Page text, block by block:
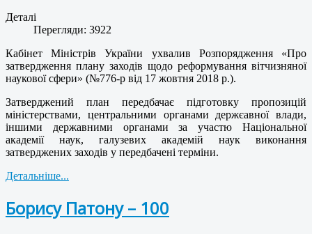
Деталі
Перегляди: 3922
Кабінет Міністрів України ухвалив Розпорядження «Про
затвердження плану заходів щодо реформування вітчизняної
наукової сфери» (№776-р від 17 жовтня 2018 р.).
Затверджений план передбачає підготовку пропозицій
міністерствами, центральними органами держєавної влади,
іншими державними органами за участю Національної
академії наук, галузевих академій наук виконання
затверджених заходів у передбачені терміни.
Детальніше...
Борису Патону – 100